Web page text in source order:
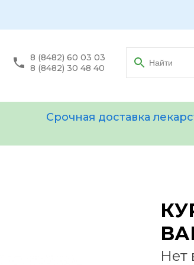
8 (8482) 60 03 03
8 (8482) 30 48 40
Срочная доставка
Нет